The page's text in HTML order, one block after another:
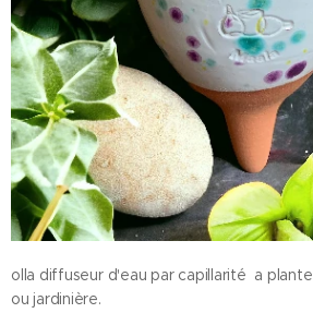
olla diffuseur d'eau par capillarité a
ou jardinière.